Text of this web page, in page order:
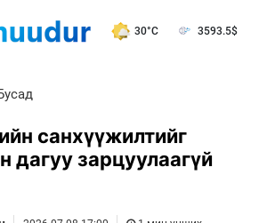
30°C 3593.5$
санхүүжилтийг
дагуу зарцуулаагүй